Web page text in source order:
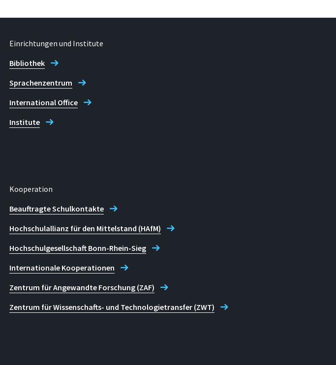
Einrichtungen und Institute
Bibliothek
Sprachenzentrum
International Office
Institute
Kooperation
Beauftragte Schulkontakte
Hochschulallianz für den Mittelstand (HAfM)
Hochschulgesellschaft Bonn-Rhein-Sieg
Internationale Kooperationen
Zentrum für Angewandte Forschung (ZAF)
Zentrum für Wissenschafts- und Technologietransfer (ZWT)